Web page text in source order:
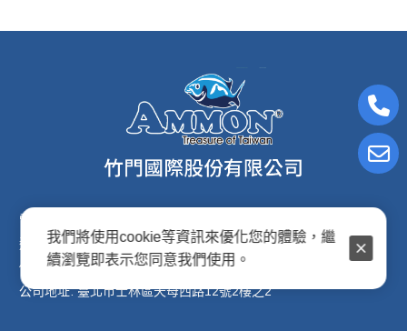
電子信箱:ammon8@ms22.hinet.net
連絡電話: (02)2876-2691
傳真專線: (02)2876-2692
公司地址: 臺北市士林區天母西路12號2樓之2
我們將使用cookie等資訊來優化您的體驗，繼
續瀏覽即表示您同意我們使用。